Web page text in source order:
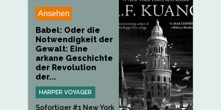
vergessen. „...
Ansehen
Babel: Oder die
Notwendigkeit der
Gewalt: Eine
arkane Geschichte
der Revolution
der...
HARPER VOYAGER
Sofortiger #1 New York